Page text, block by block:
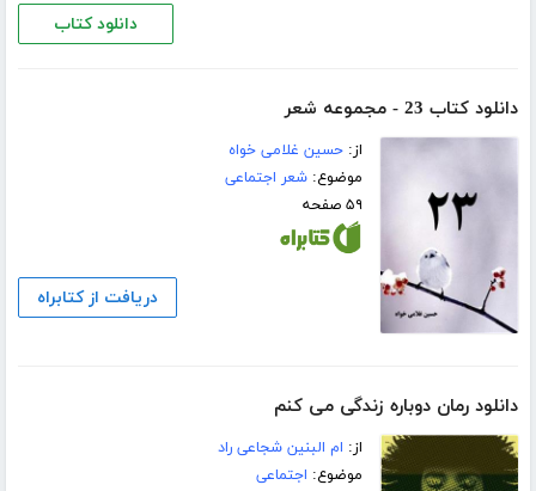
دانلود کتاب
دانلود کتاب 23 - مجموعه شعر
از:حسین غلامی خواه
موضوع:شعر اجتماعی
۵۹ صفحه
دریافت از کتابراه
دانلود رمان دوباره زندگی می کنم
از: ام البنین شجاعی راد
موضوع: اجتماعی